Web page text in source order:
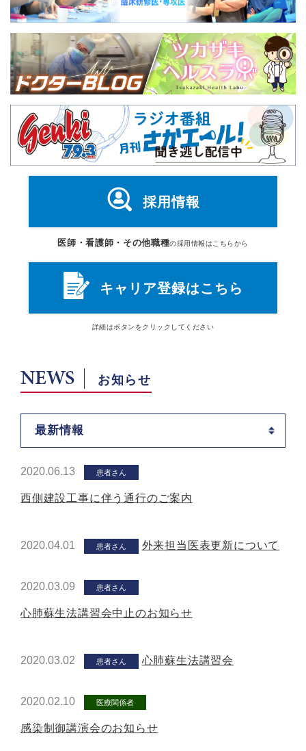
採用情報
医師・看護師・その他職種の採用情報はこちらから
キャリア登録はこちら
詳細はボタン をクリックしてください
NEWS お知らせ
最新情報
2020.06.13 患者さん
西側建設工事に伴う通行のご案内
2020.04.01 患者さん 外来担当医表更新について
2020.03.09 患者さん
心肺蘇生法講習会中止のお知らせ
2020.03.02 患者さん 心肺蘇生法講習会
2020.02.10 医療関係者
感染制御講演会のお知らせ